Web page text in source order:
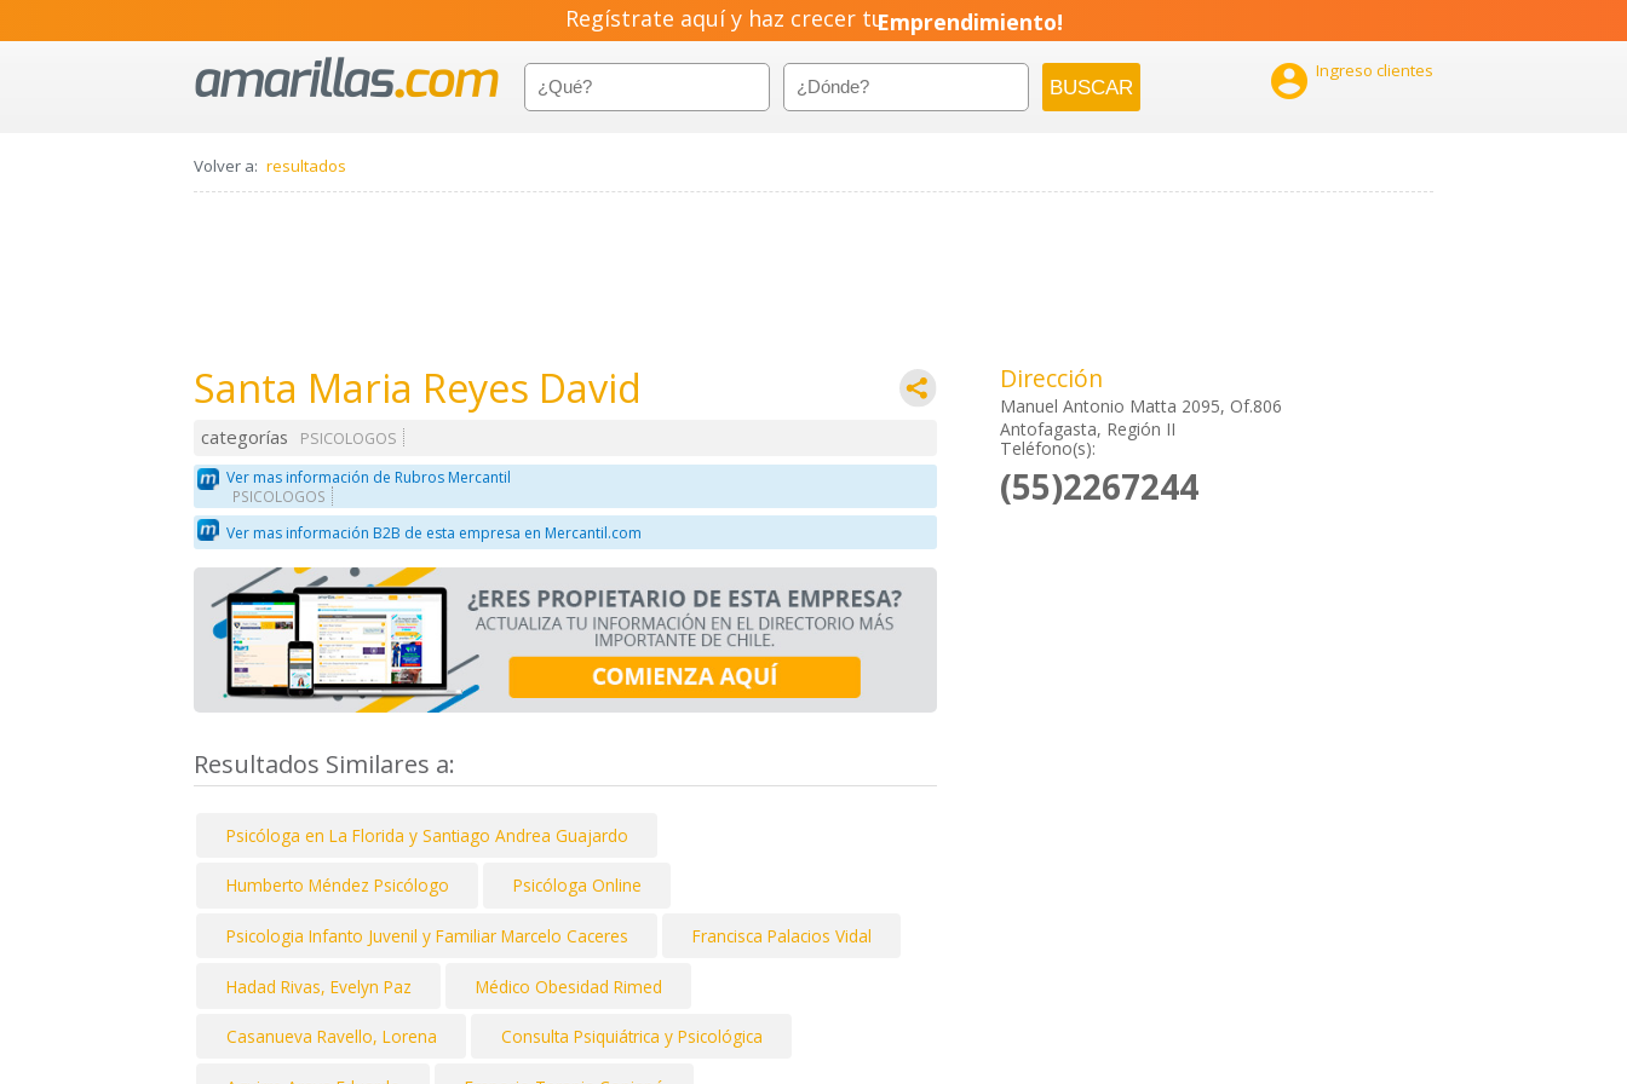
Regístrate aquí y haz crecer tuEmprendimiento!
 Ingreso clientes
Volver a: resultados
Santa Maria Reyes David
categorías
PSICOLOGOS
Ver mas información de Rubros Mercantil
PSICOLOGOS
Ver mas información B2B de esta empresa en Mercantil.com
Resultados Similares a:
Psicóloga en La Florida y Santiago Andrea Guajardo
Humberto Méndez Psicólogo Psicóloga Online
Psicologia Infanto Juvenil y Familiar Marcelo Caceres Francisca Palacios Vidal
Hadad Rivas, Evelyn Paz Médico Obesidad Rimed
Casanueva Ravello, Lorena Consulta Psiquiátrica y Psicológica
Dirección
Manuel Antonio Matta 2095, Of.806
Antofagasta, Región II
Teléfono(s):
(55)2267244